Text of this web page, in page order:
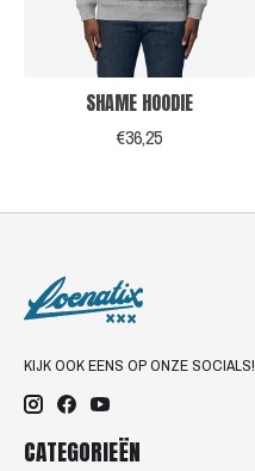
SHAME HOODIE
€36,25
KIJK OOK EENS OP ONZE SOCIALS!
CATEGORIEËN